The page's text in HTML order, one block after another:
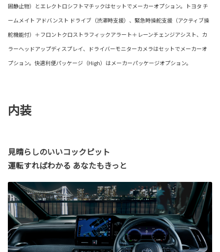
囲静止物）とエレクトロシフトマチックはセットでメーカーオプション。トヨタ チ
ームメイト アドバンスト ドライブ（渋滞時支援）、緊急時操舵支援（アクティブ操
舵機能付）＋フロントクロストラフィックアラート＋レーンチェンジアシスト、カ
ラーヘッドアップディスプレイ、ドライバーモニターカメラはセットでメーカーオ
プション。快適利便パッケージ（High）はメーカーパッケージオプション。
内装
見晴らしのいいコックピット
運転すればわかる あなたもきっと